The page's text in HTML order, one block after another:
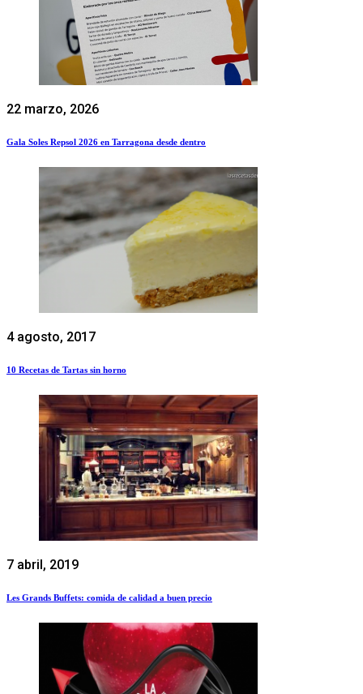
22 marzo, 2026
Gala Soles Repsol 2026 en Tarragona desde dentro
4 agosto, 2017
10 Recetas de Tartas sin horno
7 abril, 2019
Les Grands Buffets: comida de calidad a buen precio